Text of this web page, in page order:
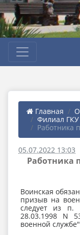
Главная
Филиал
Работника
05.07.2022 13:03
Работника
Воинская
призыв на
следует из п.
28.03.1998 N
военной